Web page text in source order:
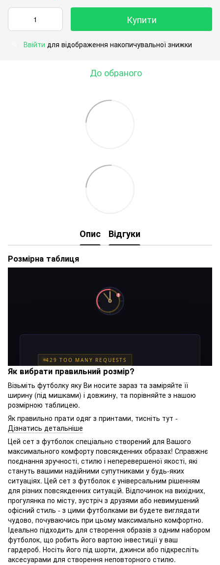
Купити
Ввійти для відображення накопичувальної знижки
До обраного
Опис Відгуки
Розмірна таблиця
Як вибрати правильний розмір?
Візьміть футболку яку Ви носите зараз та заміряйте її
ширину (під мишками) і довжину, та порівняйте з нашою
розмірною таблицею.
Як правильно прати одяг з принтами, тисніть тут -
Дізнатись детальніше
Цей сет з футболок спеціально створений для Вашого
максимального комфорту повсякденних образах! Справжнє
поєднання зручності, стилю і неперевершеної якості, які
стануть вашими надійними супутниками у будь-яких
ситуаціях. Цей сет з футболок є універсальним рішенням
для різних повсякденних ситуацій. Відпочинок на вихідних,
прогулянка по місту, зустріч з друзями або невимушений
офісний стиль - з цими футболками ви будете виглядати
чудово, почуваючись при цьому максимально комфортно.
Iдеально підходить для створення образів з одним набором
футболок, що робить його вартою інвестиції у ваш
гардероб. Носіть його під шорти, джинси або підкресліть
аксесуарами для створення неповторного стилю.